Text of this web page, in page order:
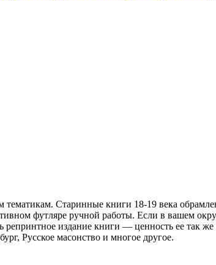
тематикам. Старинные книги 18-19 века
футляре ручной работы. Если в вашем
издание книги — ценность ее так
Русское масонство и многое другое.